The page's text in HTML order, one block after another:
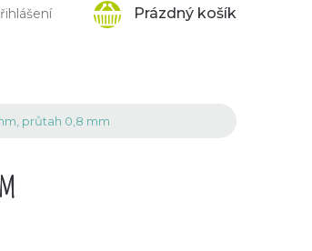
Prázdný košík
průtah 0,8 mm